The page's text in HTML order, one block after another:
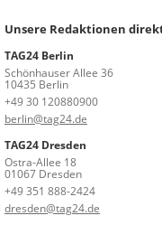
Unsere Redaktionen
TAG24 Berlin
Schönhauser Allee 36
10435 Berlin
+49 30 120880900
berlin@tag24.de
TAG24 Dresden
Ostra-Allee 18
01067 Dresden
+49 351 888-2424
dresden@tag24.de